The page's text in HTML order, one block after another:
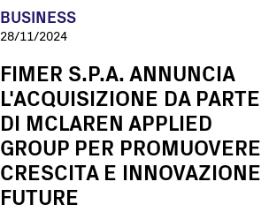
BUSINESS
28/11/2024
FIMER S.P.A. ANNUNCIA
L'ACQUISIZIONE DA PARTE
DI MCLAREN APPLIED
GROUP PER PROMUOVERE
CRESCITA E INNOVAZIONE
FUTURE